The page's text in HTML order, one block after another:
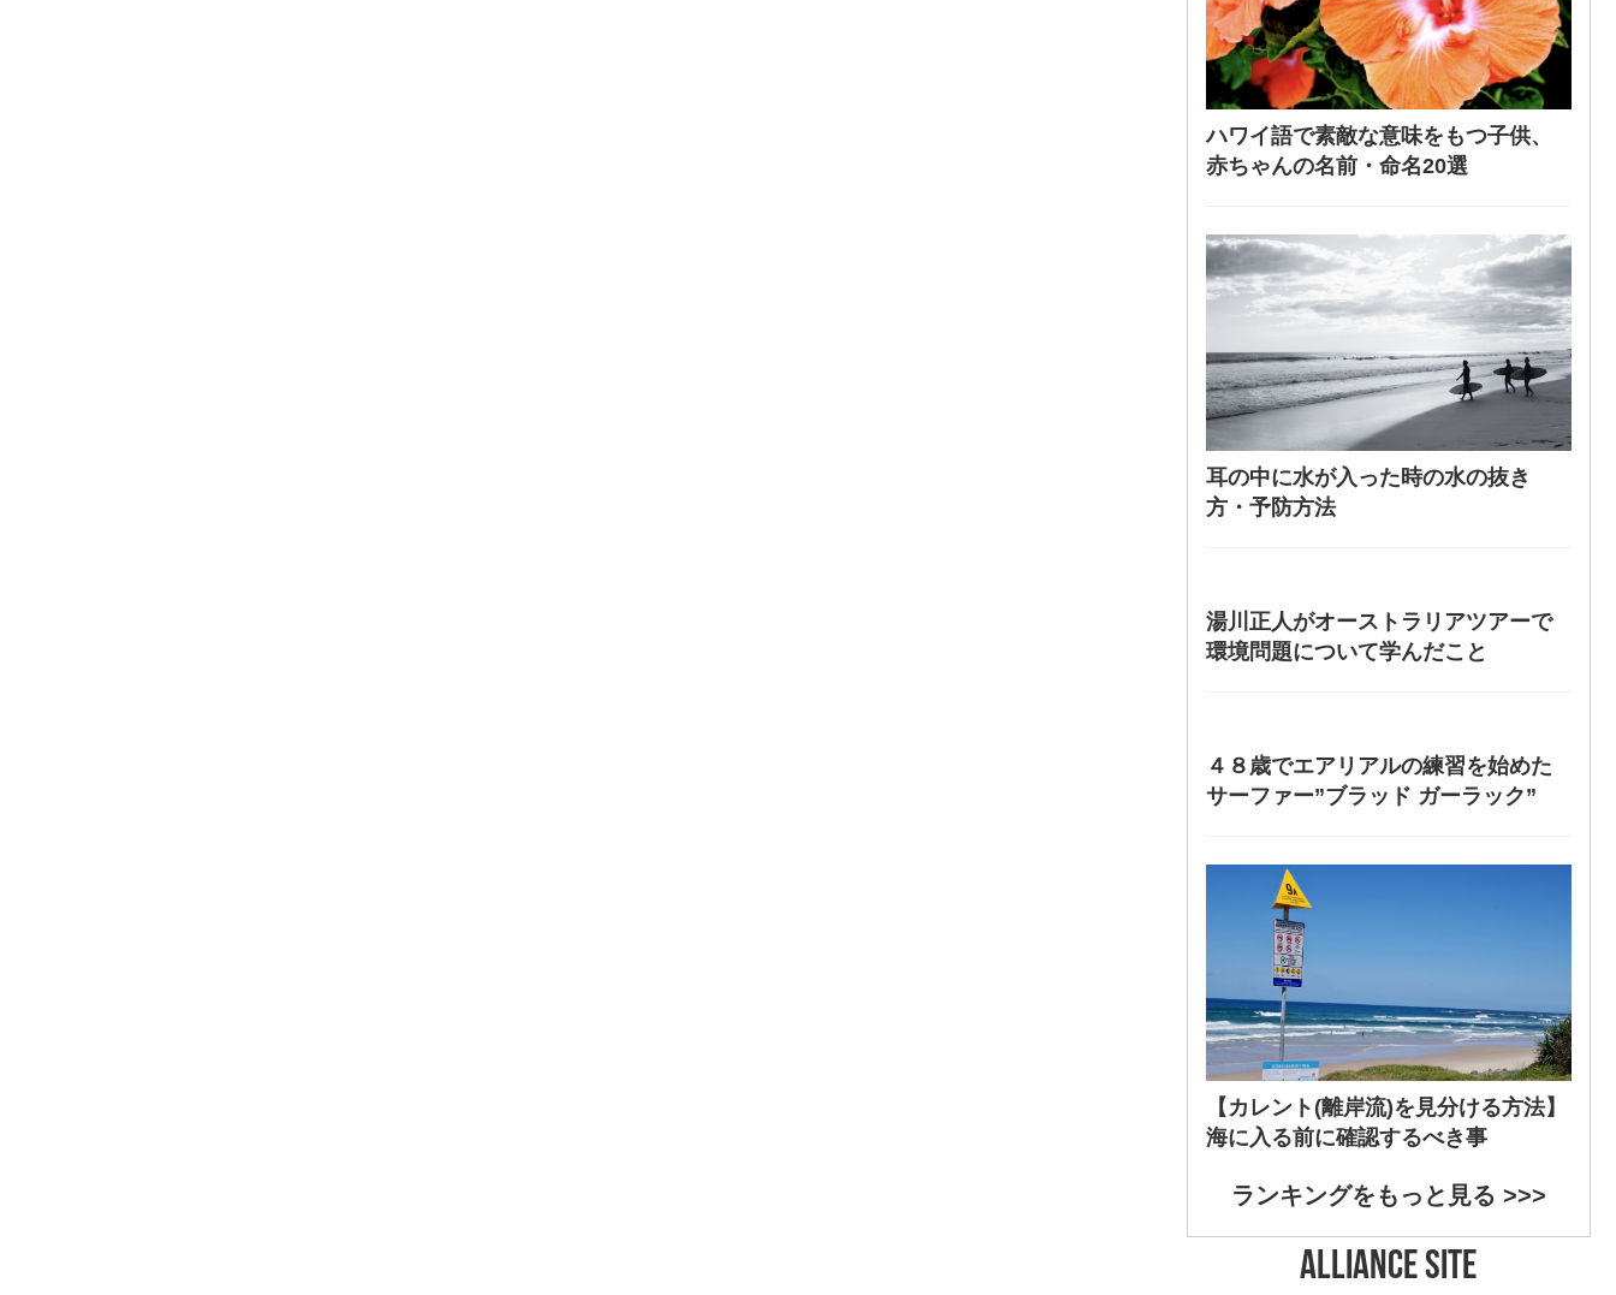
ハワイ語で素敵な意味をもつ子供、
赤ちゃんの名前・命名20選
耳の中に水が入った時の水の抜き
方・予防方法
湯川正人がオーストラリアツアーで
環境問題について学んだこと
４８歳でエアリアルの練習を始めた
サーファー”ブラッド ガーラック”
【カレント(離岸流)を見分ける方法】
海に入る前に確認するべき事
ランキングをもっと見る >>>
ALLIANCE SITE